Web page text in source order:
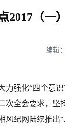
点2017（
编辑
力强化“四个意
次全会要求，
风纪网陆续推出